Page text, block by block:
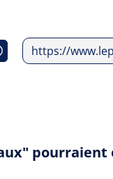
https://